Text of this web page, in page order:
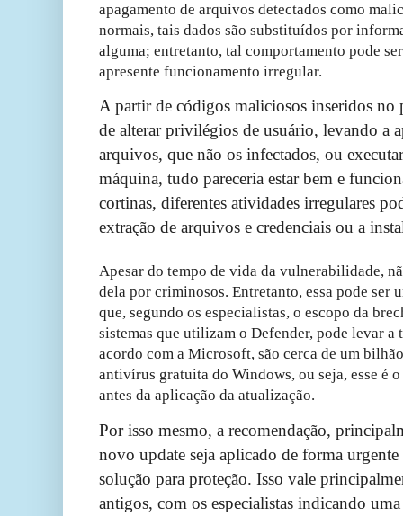
apagamento de arquivos detectados como
normais, tais dados são substituídos por
alguma; entretanto, tal comportamento pode
apresente funcionamento irregular.
A partir de códigos maliciosos inseridos no
de alterar privilégios de usuário, levando a
arquivos, que não os infectados, ou
máquina, tudo pareceria estar bem e
cortinas, diferentes atividades irregulares
extração de arquivos e credenciais ou a
Apesar do tempo de vida da vulnerabilidade,
dela por criminosos. Entretanto, essa pode ser
que, segundo os especialistas, o escopo da
sistemas que utilizam o Defender, pode levar a
acordo com a Microsoft, são cerca de um
antivírus gratuita do Windows, ou seja, esse é
antes da aplicação da atualização.
Por isso mesmo, a recomendação,
novo update seja aplicado de forma
solução para proteção. Isso vale
antigos, com os especialistas indicando